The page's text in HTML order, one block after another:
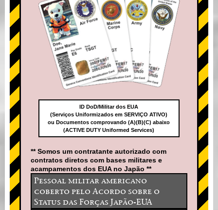
ID DoD/Militar dos EUA
(Serviços Uniformizados em SERVIÇO ATIVO)
ou Documentos comprovando (A)(B)(C) abaixo
(ACTIVE DUTY Uniformed Services)
** Somos um contratante autorizado com
contratos diretos com bases militares e
acampamentos dos EUA no Japão **
Pessoal militar americano
coberto pelo Acordo sobre o
Status das Forças Japão-EUA